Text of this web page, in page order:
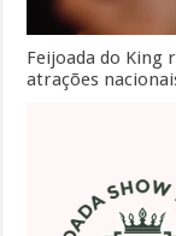
Feijoada do King
atrações